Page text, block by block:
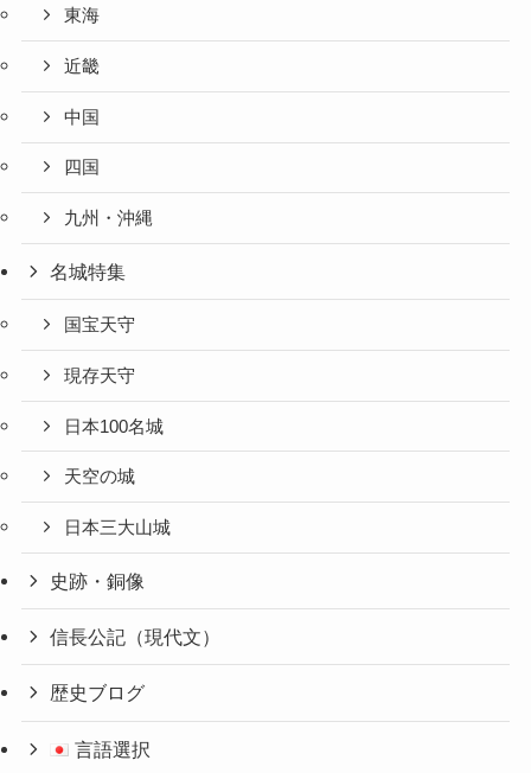
東海
近畿
中国
四国
九州・沖縄
名城特集
国宝天守
現存天守
日本100名城
天空の城
日本三大山城
史跡・銅像
信長公記（現代文）
歴史ブログ
言語選択